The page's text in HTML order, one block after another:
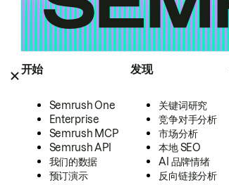
开始
Semrush One
Enterprise
Semrush MCP
Semrush API
我们的数据
预订演示
发现
关键词研究
竞争对手分析
市场分析
本地 SEO
AI 品牌情绪
反向链接分析